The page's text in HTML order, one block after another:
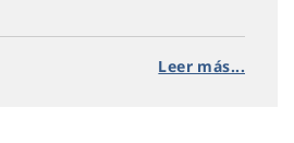
Leer más...